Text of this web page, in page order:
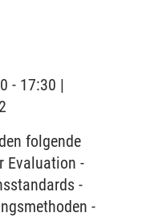
- 17:30 |
folgende
Evaluation -
-
-